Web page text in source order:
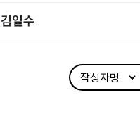
김일수